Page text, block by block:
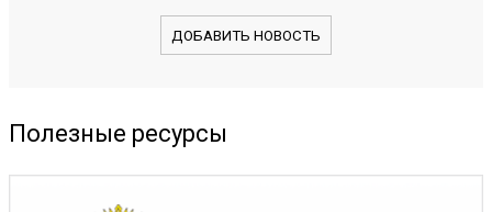
ДОБАВИТЬ НОВОСТЬ
Полезные ресурсы